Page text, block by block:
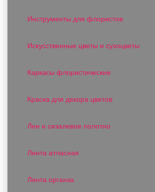
Инструменты для флористов
Искусственные цветы и сухоцветы
Каркасы флористические
Краска для декора цветов
Лен и сизалевое полотно
Лента атласная
Лента органза